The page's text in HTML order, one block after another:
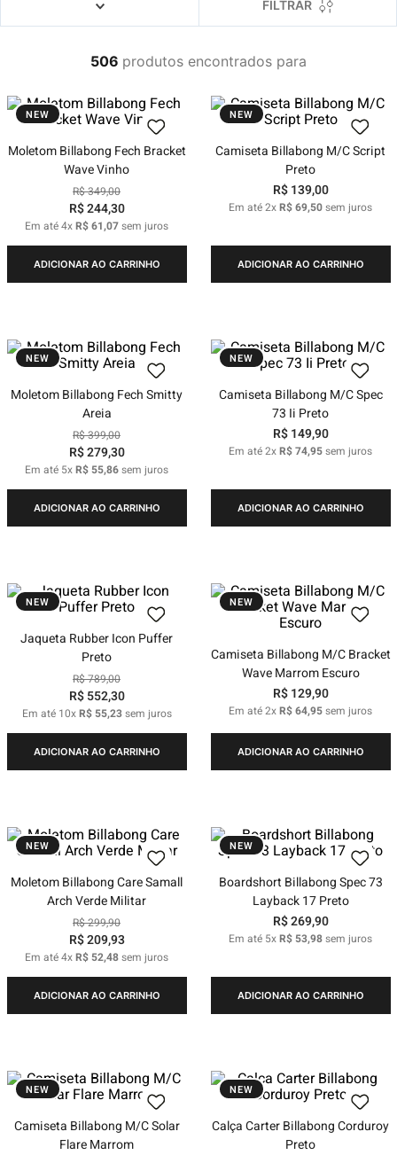
FILTRAR
506 produtos
NEW
Moletom Billabong Fech Bracket
Wave Vinho
R$349,00
R$244,30
Em até4xR$61,07sem juros
ADICIONAR AO CARRINHO
NEW
Camiseta Billabong M/C Script
Preto
R$ 139,00
Em até2xR$69,50sem juros
ADICIONAR AO CARRINHO
NEW
Moletom Billabong Fech Smitty
Areia
R$399,00
R$279,30
Em até 5xR$ 55,86sem juros
ADICIONAR AO CARRINHO
NEW
Camiseta Billabong M/C Spec
73 Ii Preto
R$ 149,90
Em até2xR$74,95sem juros
ADICIONAR AO CARRINHO
NEW
Jaqueta Rubber Icon Puffer
Preto
R$789,00
R$ 552,30
Em até 10xR$ 55,23sem juros
ADICIONAR AO CARRINHO
NEW
Camiseta Billabong M/C Bracket
Wave Marrom Escuro
R$ 129,90
Em até2xR$64,95sem juros
ADICIONAR AO CARRINHO
NEW
Moletom Billabong Care Samall
Arch Verde Militar
R$299,90
R$209,93
Em até4xR$ 52,48sem juros
ADICIONAR AO CARRINHO
NEW
Boardshort Billabong Spec 73
Layback 17 Preto
R$269,90
Em até 5xR$ 53,98sem juros
ADICIONAR AO CARRINHO
NEW
Camiseta Billabong M/C Solar
Flare Marrom
NEW
Calça Carter Billabong Corduroy
Preto
boardshort
bermuda
7º
jaqueta
carteira
9º
mochila
chinelo